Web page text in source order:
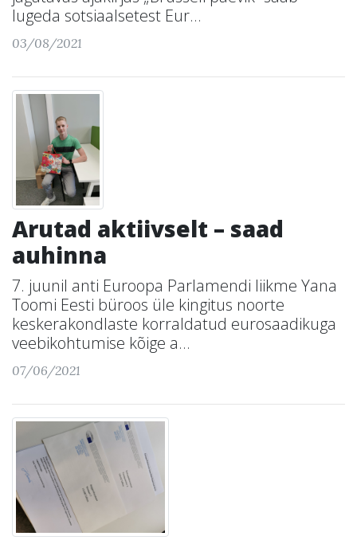
lugeda sotsiaalsetest Eur...
03/08/2021
Arutad aktiivselt – saad
auhinna
7. juunil anti Euroopa Parlamendi liikme Yana
Toomi Eesti büroos üle kingitus noorte
keskerakondlaste korraldatud eurosaadikuga
veebikohtumise kõige a...
07/06/2021